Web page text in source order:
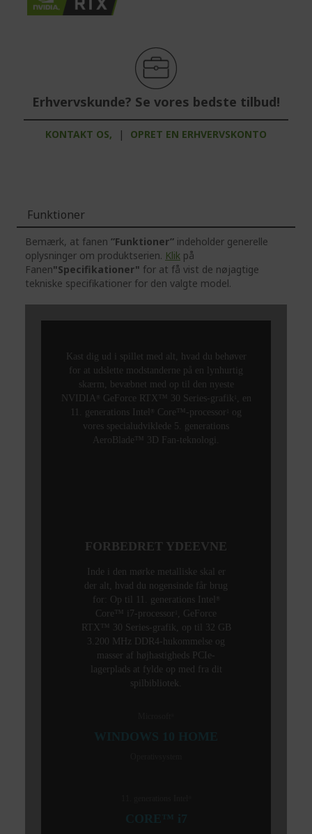
Erhvervskunde? Se vores bedste tilbud!
KONTAKT OS, | OPRET EN ERHVERVSKONTO
Funktioner
Bemærk, at fanen ”Funktioner” indeholder generelle
oplysninger om produktserien. Klik på
Fanen"Specifikationer" for at få vist de nøjagtige
tekniske specifikationer for den valgte model.